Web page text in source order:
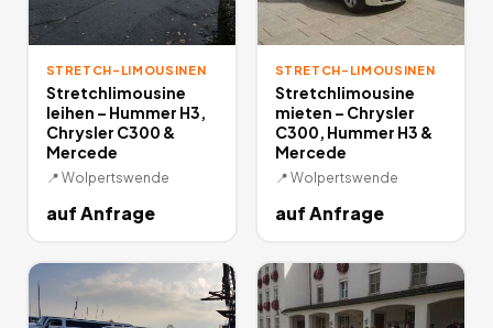
STRETCH-LIMOUSINEN
Stretchlimousine
leihen – Hummer H3,
Chrysler C300 &
Mercede
📍 Wolpertswende
auf Anfrage
STRETCH-LIMOUSINEN
Stretchlimousine
mieten – Chrysler
C300, Hummer H3 &
Mercede
📍 Wolpertswende
auf Anfrage